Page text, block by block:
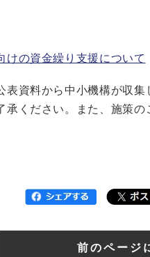
けの資金繰り支援について
表資料から中小機構が収
ください。また、施策
前のページ